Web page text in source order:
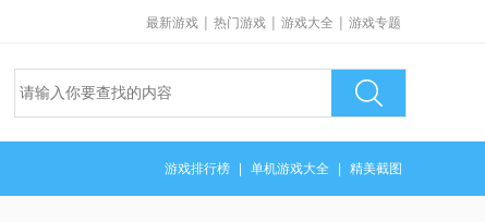
最新游戏 | 热门游戏 | 游戏大全 | 游戏专题
游戏排行榜 单机游戏大全 精美截图